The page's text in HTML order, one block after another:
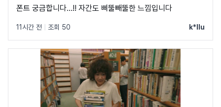
폰트 궁금합니다…!! 자간도 삐뚤빼뚤한 느낌입니다
11시간 전 조회 50 k*llu